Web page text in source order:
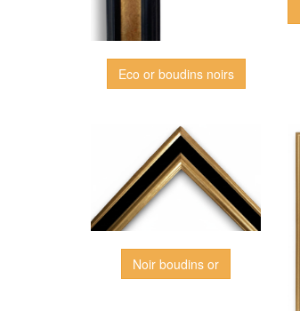
Eco or boudins noirs
Noir boudins or